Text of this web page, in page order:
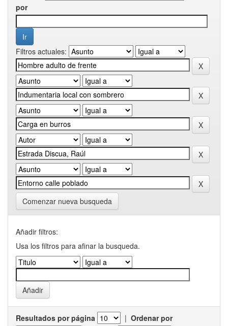
por
Filtros actuales:
Comenzar nueva busqueda
Añadir filtros:
Usa los filtros para afinar la busqueda.
Resultados por página | Ordenar por